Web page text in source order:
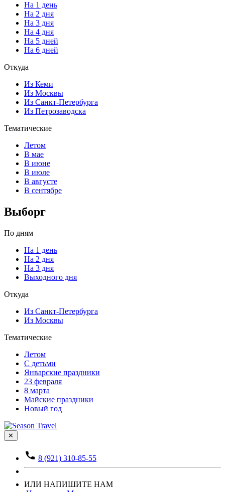
На 1 день
На 2 дня
На 3 дня
На 4 дня
На 5 дней
На 6 дней
Откуда
Из Кеми
Из Москвы
Из Санкт-Петербурга
Из Петрозаводска
Тематические
Летом
В мае
В июне
В июле
В августе
В сентябре
Выборг
По дням
На 1 день
На 2 дня
На 3 дня
Выходного дня
Откуда
Из Санкт-Петербурга
Из Москвы
Тематические
Летом
С детьми
Январские праздники
23 февраля
8 марта
Майские праздники
Новый год
✕
8 (921) 310-85-55
ИЛИ НАПИШИТЕ НАМ